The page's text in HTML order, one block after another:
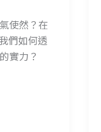
使然？在
們如何透
實力？